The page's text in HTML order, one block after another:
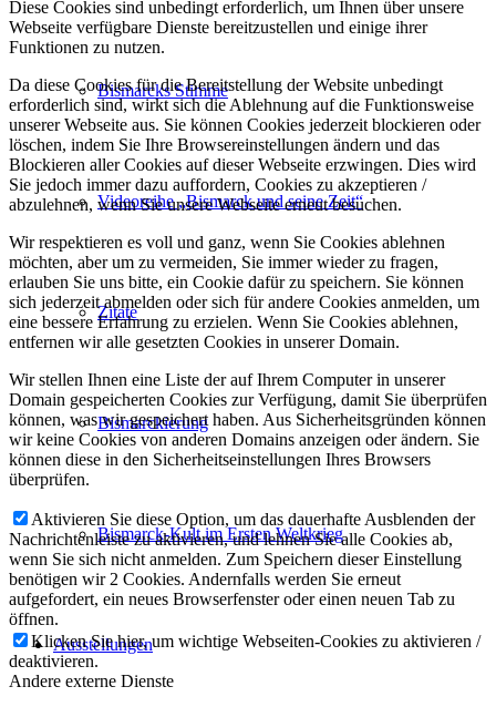
Bismarcks Stimme
Videoreihe „Bismarck und seine Zeit“
Zitate
Bismarckierung
Bismarck-Kult im Ersten Weltkrieg
Ausstellungen
Diese Cookies sind unbedingt erforderlich, um Ihnen über unsere
Webseite verfügbare Dienste bereitzustellen und einige ihrer
Funktionen zu nutzen.
Da diese Cookies für die Bereitstellung der Website unbedingt
erforderlich sind, wirkt sich die Ablehnung auf die Funktionsweise
unserer Webseite aus. Sie können Cookies jederzeit blockieren oder
löschen, indem Sie Ihre Browsereinstellungen ändern und das
Blockieren aller Cookies auf dieser Webseite erzwingen. Dies wird
Sie jedoch immer dazu auffordern, Cookies zu akzeptieren /
abzulehnen, wenn Sie unsere Webseite erneut besuchen.
Wir respektieren es voll und ganz, wenn Sie Cookies ablehnen
möchten, aber um zu vermeiden, Sie immer wieder zu fragen,
erlauben Sie uns bitte, ein Cookie dafür zu speichern. Sie können
sich jederzeit abmelden oder sich für andere Cookies anmelden, um
eine bessere Erfahrung zu erzielen. Wenn Sie Cookies ablehnen,
entfernen wir alle gesetzten Cookies in unserer Domain.
Wir stellen Ihnen eine Liste der auf Ihrem Computer in unserer
Domain gespeicherten Cookies zur Verfügung, damit Sie überprüfen
können, was wir gespeichert haben. Aus Sicherheitsgründen können
wir keine Cookies von anderen Domains anzeigen oder ändern. Sie
können diese in den Sicherheitseinstellungen Ihres Browsers
überprüfen.
Aktivieren Sie diese Option, um das dauerhafte Ausblenden der
Nachrichtenleiste zu aktivieren, und lehnen Sie alle Cookies ab,
wenn Sie sich nicht anmelden. Zum Speichern dieser Einstellung
benötigen wir 2 Cookies. Andernfalls werden Sie erneut
aufgefordert, ein neues Browserfenster oder einen neuen Tab zu
öffnen.
Klicken Sie hier, um wichtige Webseiten-Cookies zu aktivieren /
deaktivieren.
Andere externe Dienste